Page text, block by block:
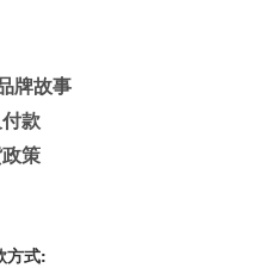
牌故事
款
策
方式: